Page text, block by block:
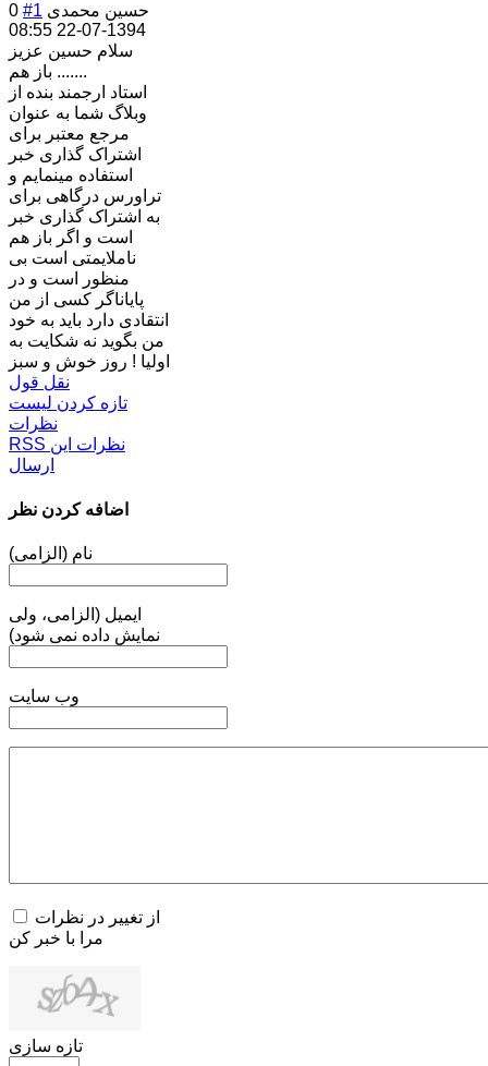
0 #1 حسین محمدی
1394-07-22 08:55
سلام حسین عزیز
باز هم .......
استاد ارجمند بنده از
وبلاگ شما به عنوان
مرجع معتبر برای
اشتراک گذاری خبر
استفاده مینمایم و
تراورس درگاهی برای
به اشتراک گذاری خبر
است و اگر باز هم
ناملایمتی است بی
منظور است و در
پایاناگر کسی از من
انتقادی دارد باید به خود
من بگوید نه شکایت به
اولیا ! روز خوش و سبز
نقل قول
تازه کردن لیست
نظرات
RSS نظرات این
ارسال
اضافه کردن نظر
نام (الزامی)
ایمیل (الزامی، ولی
نمایش داده نمی شود)
وب سایت
از تغییر در نظرات
مرا با خبر کن
تازه سازی